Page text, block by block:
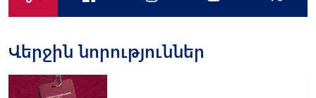
Վերջին նորություններ